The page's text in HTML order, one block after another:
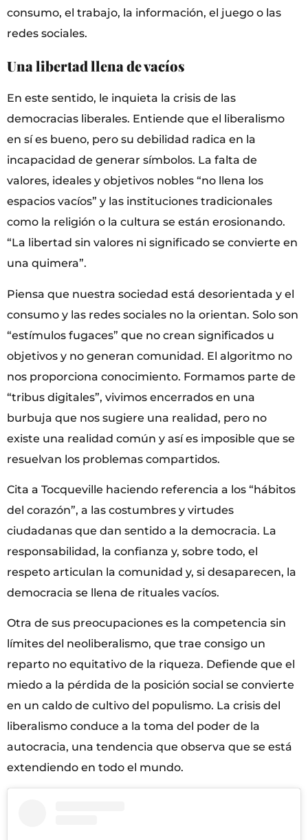
consumo, el trabajo, la información, el juego o las
redes sociales.
Una libertad llena de vacíos
En este sentido, le inquieta la crisis de las
democracias liberales. Entiende que el liberalismo
en sí es bueno, pero su debilidad radica en la
incapacidad de generar símbolos. La falta de
valores, ideales y objetivos nobles “no llena los
espacios vacíos” y las instituciones tradicionales
como la religión o la cultura se están erosionando.
“La libertad sin valores ni significado se convierte en
una quimera”.
Piensa que nuestra sociedad está desorientada y el
consumo y las redes sociales no la orientan. Solo son
“estímulos fugaces” que no crean significados u
objetivos y no generan comunidad. El algoritmo no
nos proporciona conocimiento. Formamos parte de
“tribus digitales”, vivimos encerrados en una
burbuja que nos sugiere una realidad, pero no
existe una realidad común y así es imposible que se
resuelvan los problemas compartidos.
Cita a Tocqueville haciendo referencia a los “hábitos
del corazón”, a las costumbres y virtudes
ciudadanas que dan sentido a la democracia. La
responsabilidad, la confianza y, sobre todo, el
respeto articulan la comunidad y, si desaparecen, la
democracia se llena de rituales vacíos.
Otra de sus preocupaciones es la competencia sin
límites del neoliberalismo, que trae consigo un
reparto no equitativo de la riqueza. Defiende que el
miedo a la pérdida de la posición social se convierte
en un caldo de cultivo del populismo. La crisis del
liberalismo conduce a la toma del poder de la
autocracia, una tendencia que observa que se está
extendiendo en todo el mundo.